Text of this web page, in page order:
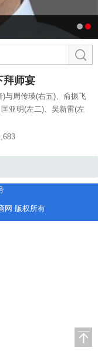
拜师宴
)与周传瑛(右五)、俞振飞
亚明(左二)、吴新雷(左
网 版权所有